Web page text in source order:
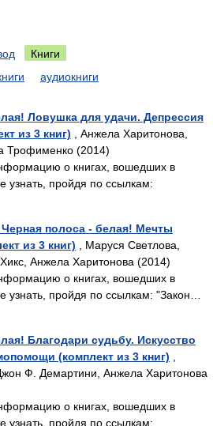
Книги
аудиокниги
Ловушка для удачи. Депрессия
из 3 книг) , Анжела Харитонова,
Трофименко (2014)
о книгах, вошедших в
узнать, пройдя по ссылкам:
полоса - белая! Мечты
из 3 книг) , Маруся Светлова,
Анжела Харитонова (2014)
о книгах, вошедших в
узнать, пройдя по ссылкам: "Закон…
Благодари судьбу. Искусство
(комплект из 3 книг)
Ф. Демартини, Анжела Харитонова
о книгах, вошедших в
узнать, пройдя по ссылкам: